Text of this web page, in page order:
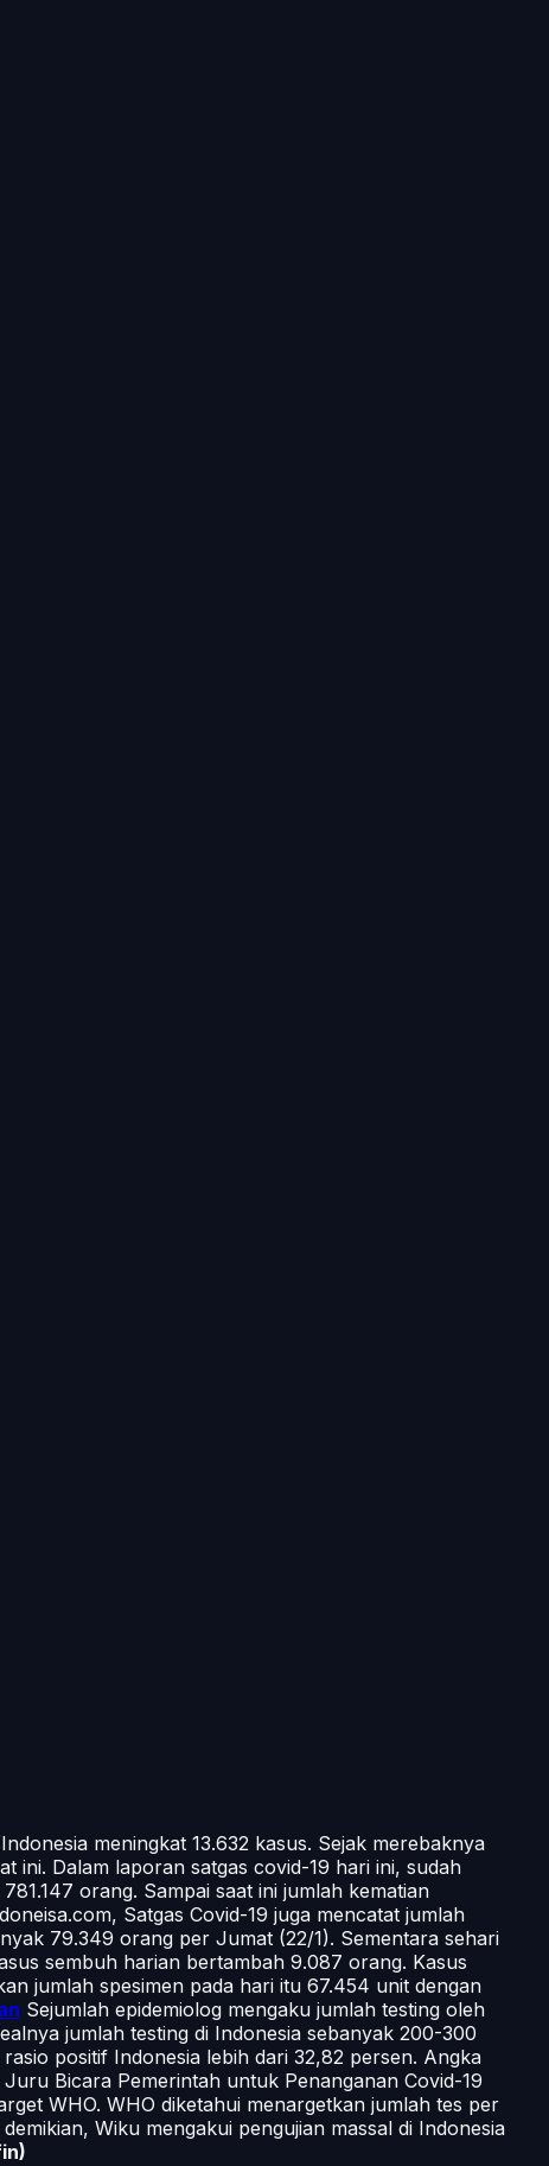
meningkat 13.632 kasus. Sejak merebaknya
ini. Dalam laporan satgas covid-19 hari ini, sudah
orang. Sampai saat ini jumlah kematian
, Satgas Covid-19 juga mencatat jumlah
79.349 orang per Jumat (22/1). Sementara sehari
sembuh harian bertambah 9.087 orang. Kasus
jumlah spesimen pada hari itu 67.454 unit dengan
Sejumlah epidemiolog mengaku jumlah testing oleh
jumlah testing di Indonesia sebanyak 200-300
positif Indonesia lebih dari 32,82 persen. Angka
Bicara Pemerintah untuk Penanganan Covid-19
WHO. WHO diketahui menargetkan jumlah tes per
Wiku mengakui pengujian massal di Indonesia